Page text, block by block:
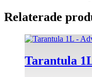
Relaterade
Tarantula